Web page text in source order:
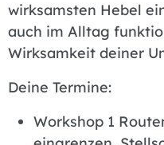
wirksamsten Hebel
auch im Alltag
Wirksamkeit deiner
Deine Termine:
Workshop 1